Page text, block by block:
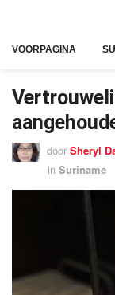
VOORPAGINA
door Sheryl
in Suriname